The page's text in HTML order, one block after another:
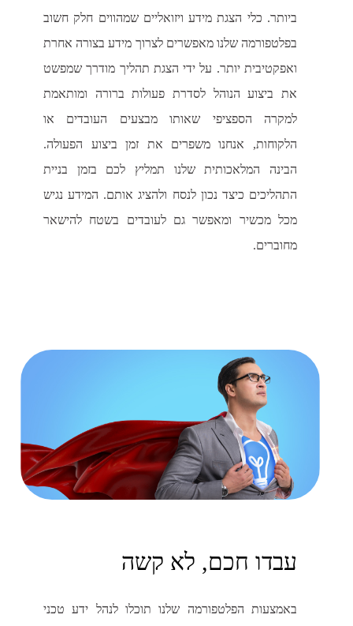
ביותר. כלי הצגת מידע ויזואליים שמהווים חלק חשוב
בפלטפורמה שלנו מאפשרים לצרוך מידע בצורה אחרת
ואפקטיבית יותר. על ידי הצגת תהליך מודרך שמפשט
את ביצוע הנוהל לסדרת פעולות ברורה ומותאמת
למקרה הספציפי שאותו מבצעים העובדים או
הלקוחות, אנחנו משפרים את זמן ביצוע הפעולה.
הבינה המלאכותית שלנו תמליץ לכם בזמן בניית
התהליכים כיצד נכון לנסח ולהציג אותם. המידע נגיש
מכל מכשיר ומאפשר גם לעובדים בשטח להישאר
מחוברים.
עבדו חכם, לא קשה
באמצעות הפלטפורמה שלנו תוכלו לנהל ידע טכני